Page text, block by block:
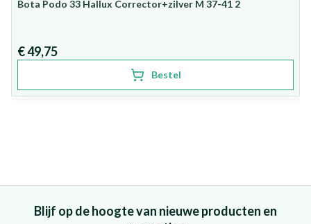
Bota Podo 33 Hallux Corrector+zilver M 37-41 2
€ 49,75
Bestel
Blijf op de hoogte van nieuwe producten en